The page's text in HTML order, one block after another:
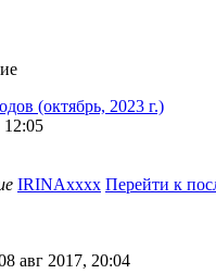
(октябрь, 2023 г.)
12:05
IRINAxxxx Перейти к
авг 2017, 20:04